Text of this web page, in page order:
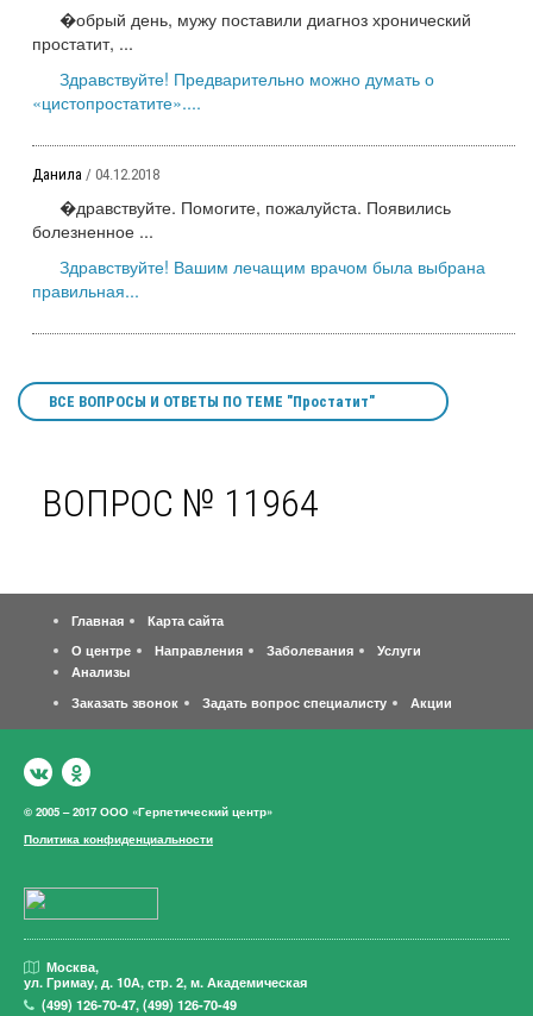
�обрый день, мужу поставили диагноз хронический
простатит, ...
Здравствуйте! Предварительно можно думать о
«цистопростатите»....
Данила / 04.12.2018
�дравствуйте. Помогите, пожалуйста. Появились
болезненное ...
Здравствуйте! Вашим лечащим врачом была выбрана
правильная...
ВСЕ ВОПРОСЫ И ОТВЕТЫ ПО ТЕМЕ "Простатит"
ВОПРОС № 11964
Главная
Карта сайта
О центре
Направления Заболевания
Услуги
Анализы
Заказать звонок
Задать вопрос специалисту Акции
© 2005 – 2017 ООО «Герпетический центр»
Политика конфиденциальности
Москва,
ул. Гримау, д. 10А, стр. 2, м. Академическая
(499)126-70-47,(499)126-70-49